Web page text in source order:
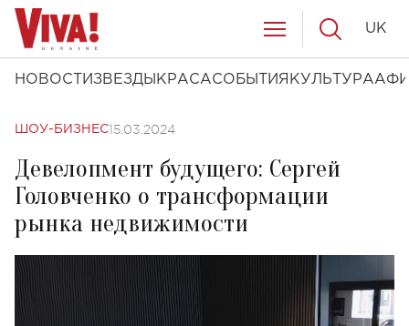
НОВОСТИ ЗВЕЗДЫ КРАСАСОБЫТИЯ КУЛЬТУРА
UK
ШОУ-БИЗНЕС15.03.2024
Девелопмент будущего: Сергей
Головченко о трансформации
рынка недвижимости